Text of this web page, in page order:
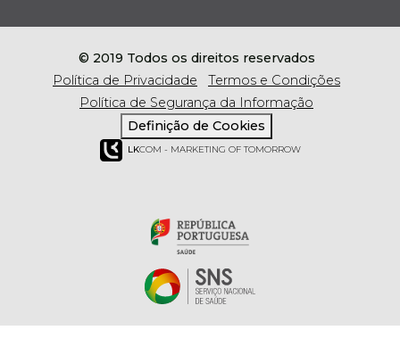
© 2019 Todos os direitos reservados
Política de Privacidade
Termos e Condições
Política de Segurança da Informação
Definição de Cookies
LKCOM - MARKETING OF TOMORROW